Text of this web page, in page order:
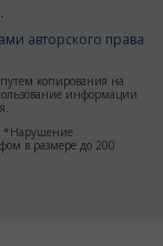
авторского права
копирования на
информации
*Нарушение
в размере до 200